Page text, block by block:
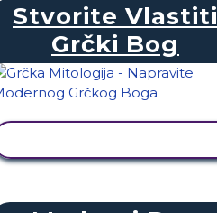
Stvorite Vlastiti
Grčki Bog